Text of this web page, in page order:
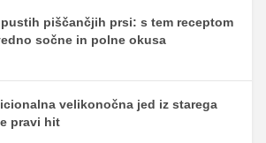
piščančjih prsi: s tem receptom
sočne in polne okusa
velikonočna jed iz starega
pravi hit